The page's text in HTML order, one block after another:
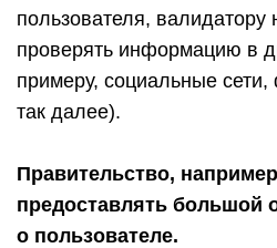
пользователя, валидатору
проверять информацию в
примеру, социальные
так далее).
Правительство,
предоставлять
о пользователе.